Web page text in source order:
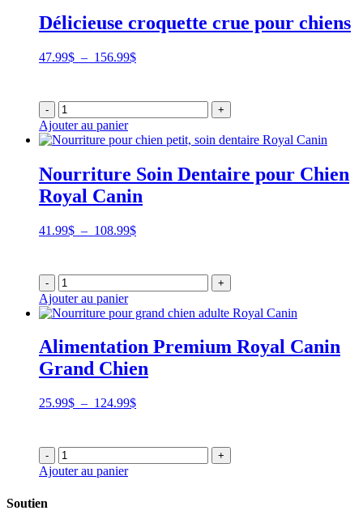
Délicieuse croquette crue pour chiens
47.99$ – 156.99$Plage
47.99$
à
- +
Ajouter au panier
Nourriture Soin Dentaire pour Chien
Royal Canin
41.99$ – 108.99$Plage
41.99$
à
- +
Ajouter au panier
Alimentation Premium Royal Canin
Grand Chien
25.99$ – 124.99$Plage
25.99$
à
- +
Ajouter au panier
Soutien